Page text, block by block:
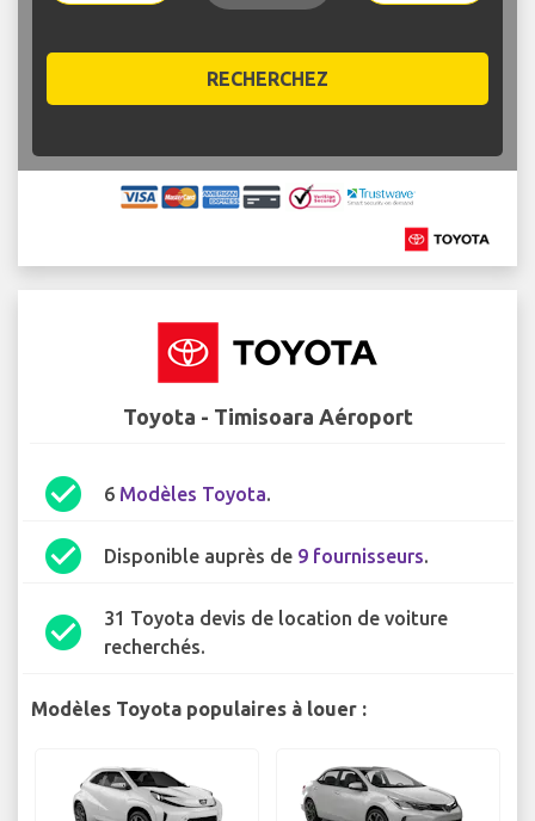
RECHERCHEZ
Toyota - Timisoara Aéroport
check_circle 6 Modèles Toyota.
check_circle Disponible auprès de 9 fournisseurs.
check_circle
31 Toyota devis de location de voiture
recherchés.
Modèles Toyota populaires à louer :